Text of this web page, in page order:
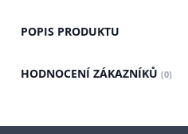
POPIS PRODUKTU
HODNOCENÍ ZÁKAZNÍKŮ (0)